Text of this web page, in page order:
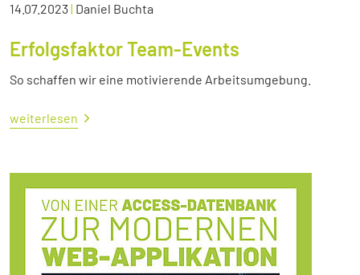
14.07.2023| Daniel Buchta
Erfolgsfaktor Team-Events
So schaffen wir eine motivierende Arbeitsumgebung.
weiterlesen